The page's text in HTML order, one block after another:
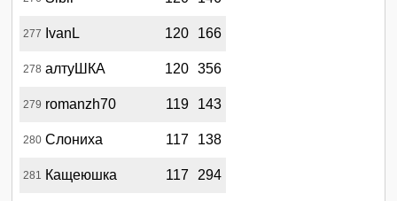
277 IvanL 120 166
278 алтуШКА 120 356
279 romanzh70 119 143
280 Слониха 117 138
281 Кащеюшка 117 294